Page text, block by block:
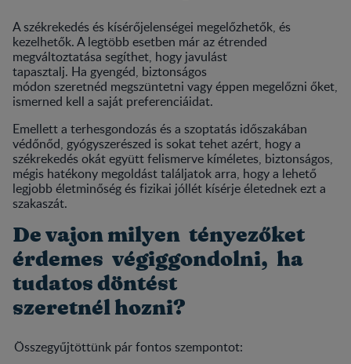
A székrekedés és kísérőjelenségei megelőzhetők, és
kezelhetők. A legtöbb esetben már az étrended
megváltoztatása segíthet, hogy javulást
tapasztalj. Ha gyengéd, biztonságos
módon szeretnéd megszüntetni vagy éppen megelőzni őket,
ismerned kell a saját preferenciáidat.
Emellett a terhesgondozás és a szoptatás időszakában
védőnőd, gyógyszerészed is sokat tehet azért, hogy a
székrekedés okát együtt felismerve kíméletes, biztonságos,
mégis hatékony megoldást találjatok arra, hogy a lehető
legjobb életminőség és fizikai jóllét kísérje életednek ezt a
szakaszát.
De vajon milyen tényezőket
érdemes végiggondolni, ha
tudatos döntést
szeretnél hozni?
Összegyűjtöttünk pár fontos szempontot: